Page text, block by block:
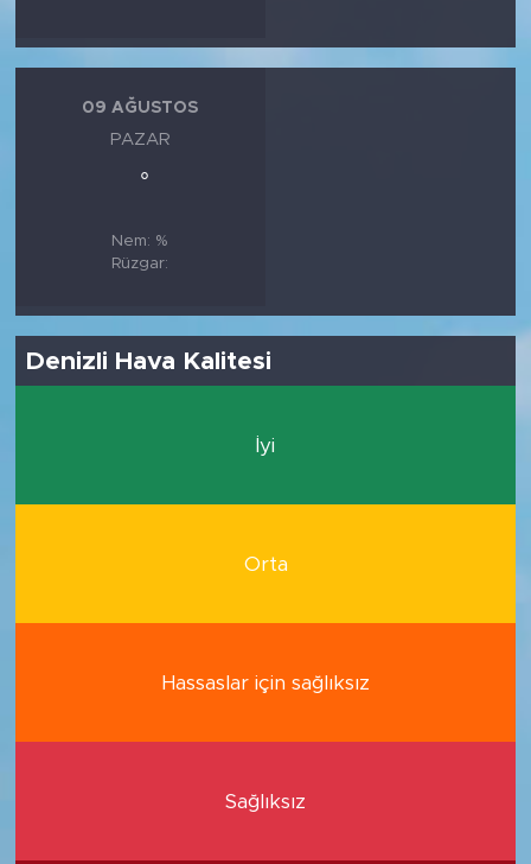
09 AĞUSTOS
PAZAR
°
Nem: %
Rüzgar:
Denizli Hava Kalitesi
İyi
Orta
Hassaslar için sağlıksız
Sağlıksız